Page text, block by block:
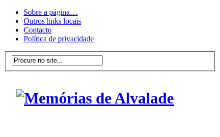
Sobre a página…
Outros links locais
Contacto
Política de privacidade